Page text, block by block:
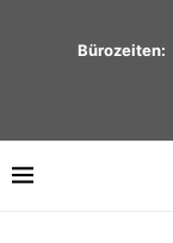
Bürozeiten: